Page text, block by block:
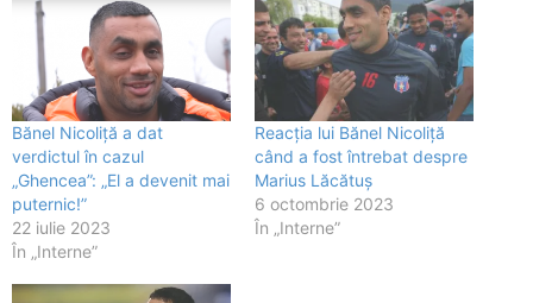
Bănel Nicoliță a dat
verdictul în cazul
„Ghencea”: „El a devenit mai
puternic!”
22 iulie 2023
În „Interne”
Reacția lui Bănel Nicoliță
când a fost întrebat despre
Marius Lăcătuș
6 octombrie 2023
În „Interne”